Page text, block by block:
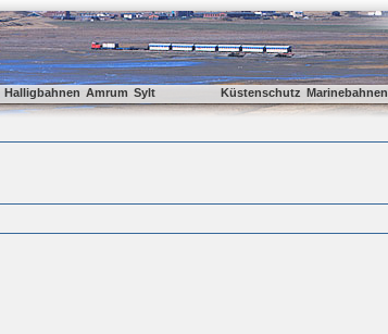
Halligbahnen Amrum Sylt Küstenschutz Marinebahnen